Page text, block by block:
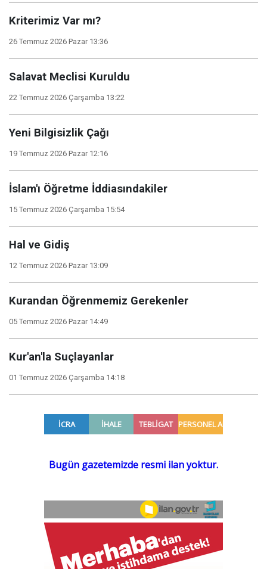
Kriterimiz Var mı?
26 Temmuz 2026 Pazar 13:36
Salavat Meclisi Kuruldu
22 Temmuz 2026 Çarşamba 13:22
Yeni Bilgisizlik Çağı
19 Temmuz 2026 Pazar 12:16
İslam'ı Öğretme İddiasındakiler
15 Temmuz 2026 Çarşamba 15:54
Hal ve Gidiş
12 Temmuz 2026 Pazar 13:09
Kurandan Öğrenmemiz Gerekenler
05 Temmuz 2026 Pazar 14:49
Kur'an'la Suçlayanlar
01 Temmuz 2026 Çarşamba 14:18